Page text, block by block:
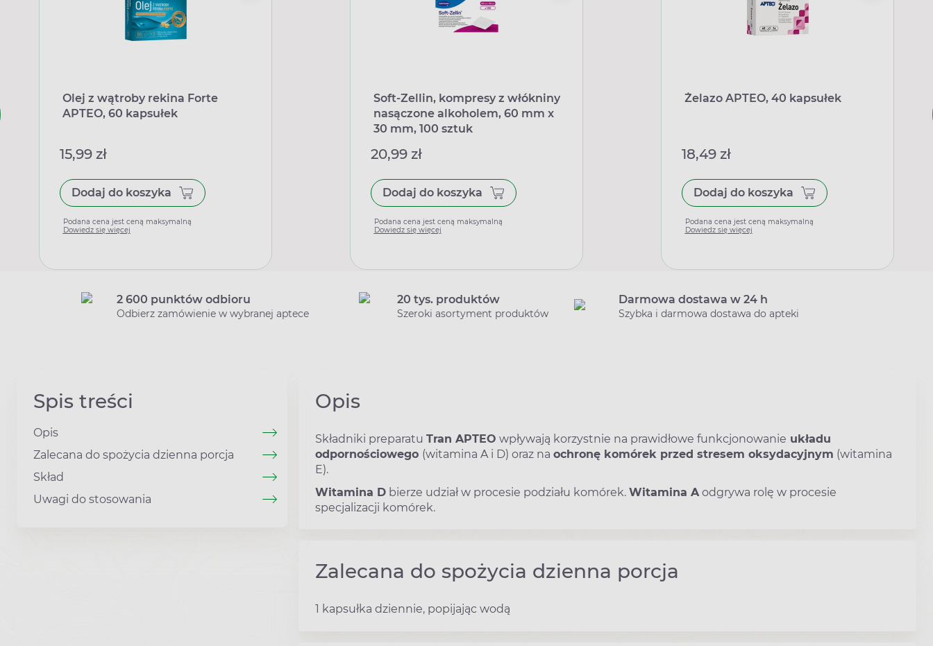
Olej z wątroby rekina Forte
APTEO, 60 kapsułek
15,99 zł
Dodaj do koszyka
Podana cena jest ceną maksymalną
Dowiedz się więcej
Soft-Zellin, kompresy z włókniny
nasączone alkoholem, 60 mm x
30 mm, 100 sztuk
20,99 zł
Dodaj do koszyka
Podana cena jest ceną maksymalną
Dowiedz się więcej
Żelazo APTEO, 40 kapsułek
18,49 zł
Dodaj do koszyka
Podana cena jest ceną maksymalną
Dowiedz się więcej
2 600 punktów odbioru
Odbierz zamówienie w wybranej aptece
20 tys. produktów
Szeroki asortyment produktów
Darmowa dostawa w 24 h
Szybka i darmowa dostawa do apteki
Spis treści
Opis
Zalecana do spożycia dzienna porcja
Skład
Uwagi do stosowania
Opis
Składniki preparatu Tran APTEO wpływają korzystnie na prawidłowe funkcjonowanie układu
odpornościowego (witamina A i D) oraz na ochronę komórek przed stresem oksydacyjnym (witamina
E).
Witamina D bierze udział w procesie podziału komórek. Witamina A odgrywa rolę w procesie
specjalizacji komórek.
Zalecana do spożycia dzienna porcja
1 kapsułka dziennie, popijając wodą